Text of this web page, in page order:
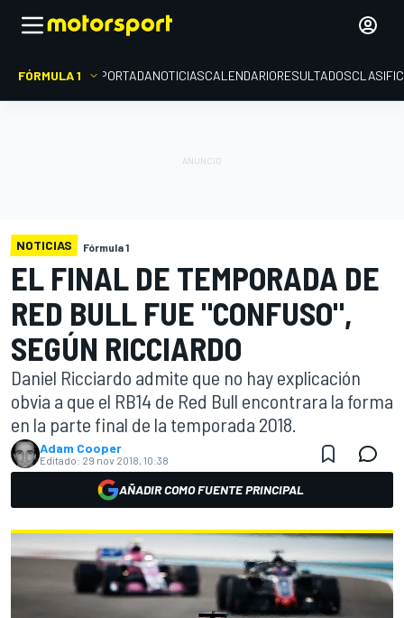
FÓRMULA 1 PORTADANOTICIASCALENDARIORESULTADOS
NOTICIAS Fórmula 1
EL FINAL DE TEMPORADA DE
RED BULL FUE "CONFUSO",
SEGÚN RICCIARDO
Daniel Ricciardo admite que no hay explicación
obvia a que el RB14 de Red Bull encontrara la forma
en la parte final de la temporada 2018.
Adam Cooper
Editado: 29 nov 2018, 10:38
AÑADIR COMO FUENTE PRINCIPAL